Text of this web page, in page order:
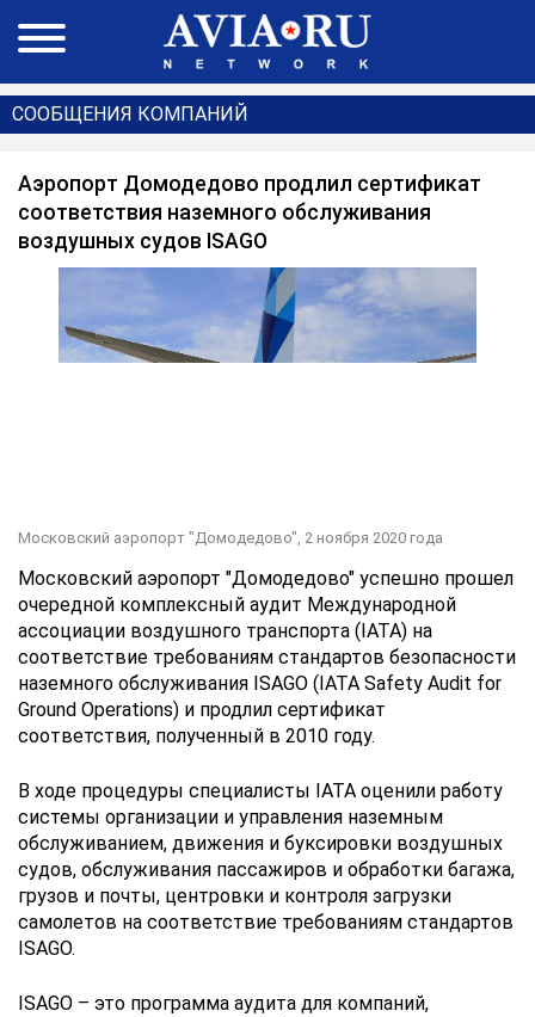
СООБЩЕНИЯ КОМПАНИЙ
Аэропорт Домодедово продлил сертификат
соответствия наземного обслуживания
воздушных судов ISAGO
Московский аэропорт "Домодедово", 2 ноября 2020 года
Московский аэропорт "Домодедово" успешно прошел
очередной комплексный аудит Международной
ассоциации воздушного транспорта (IATA) на
соответствие требованиям стандартов безопасности
наземного обслуживания ISAGO (IATA Safety Audit for
Ground Operations) и продлил сертификат
соответствия, полученный в 2010 году.
В ходе процедуры специалисты IATA оценили работу
системы организации и управления наземным
обслуживанием, движения и буксировки воздушных
судов, обслуживания пассажиров и обработки багажа,
грузов и почты, центровки и контроля загрузки
самолетов на соответствие требованиям стандартов
ISAGO.
ISAGO – это программа аудита для компаний,